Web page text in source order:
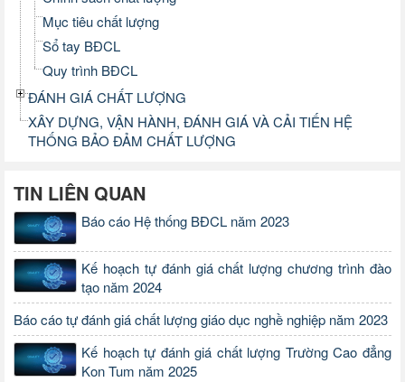
Mục tiêu chất lượng
Sổ tay BĐCL
Quy trình BĐCL
ĐÁNH GIÁ CHẤT LƯỢNG
XÂY DỰNG, VẬN HÀNH, ĐÁNH GIÁ VÀ CẢI TIẾN HỆ
THỐNG BẢO ĐẢM CHẤT LƯỢNG
TIN LIÊN QUAN
Báo cáo Hệ thống BĐCL năm 2023
Kế hoạch tự đánh giá chất lượng chương trình đào
tạo năm 2024
Báo cáo tự đánh giá chất lượng giáo dục nghề nghiệp năm 2023
Kế hoạch tự đánh giá chất lượng Trường Cao đẳng
Kon Tum năm 2025